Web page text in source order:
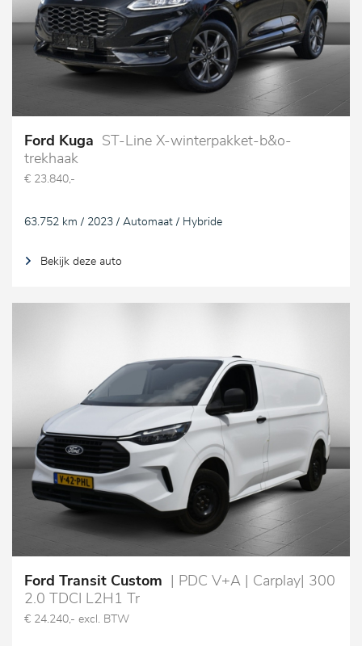
Ford Kuga
ST-Line X-winterpakket-b&o-
trekhaak
€ 23.840,-
63.752 km / 2023 / Automaat / Hybride
Bekijk deze auto
Ford Transit Custom
| PDC V+A | Carplay| 300
2.0 TDCI L2H1 Tr
€ 24.240,- excl. BTW